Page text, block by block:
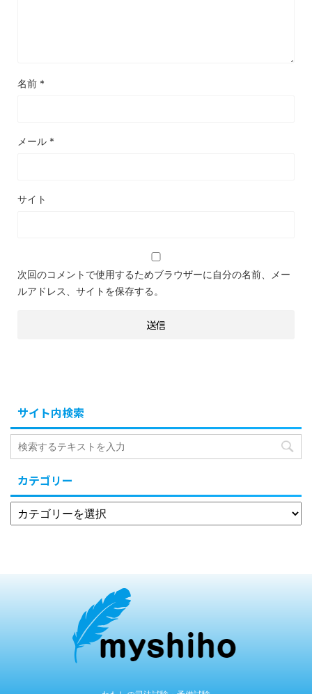
名前 *
メール *
サイト
次回のコメントで使用するためブラウザーに自分の名前、メー
ルアドレス、サイトを保存する。
サイト内検索
カテゴリー